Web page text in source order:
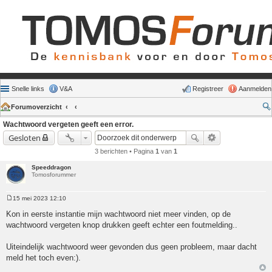
Snelle links V&A Aanmelden
Registreer
Forumoverzicht
Wachtwoord vergeten geeft een error.
Gesloten
3 berichten • Pagina 1 van 1
Speeddragon
Tomosforummer
15 mei 2023 12:10
Kon in eerste instantie mijn wachtwoord niet meer vinden, op de
wachtwoord vergeten knop drukken geeft echter een foutmelding..
Uiteindelijk wachtwoord weer gevonden dus geen probleem, maar dacht
meld het toch even:).